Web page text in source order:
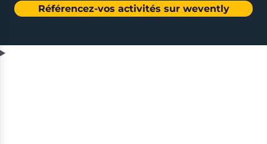
Référencez-vos activités sur wevently